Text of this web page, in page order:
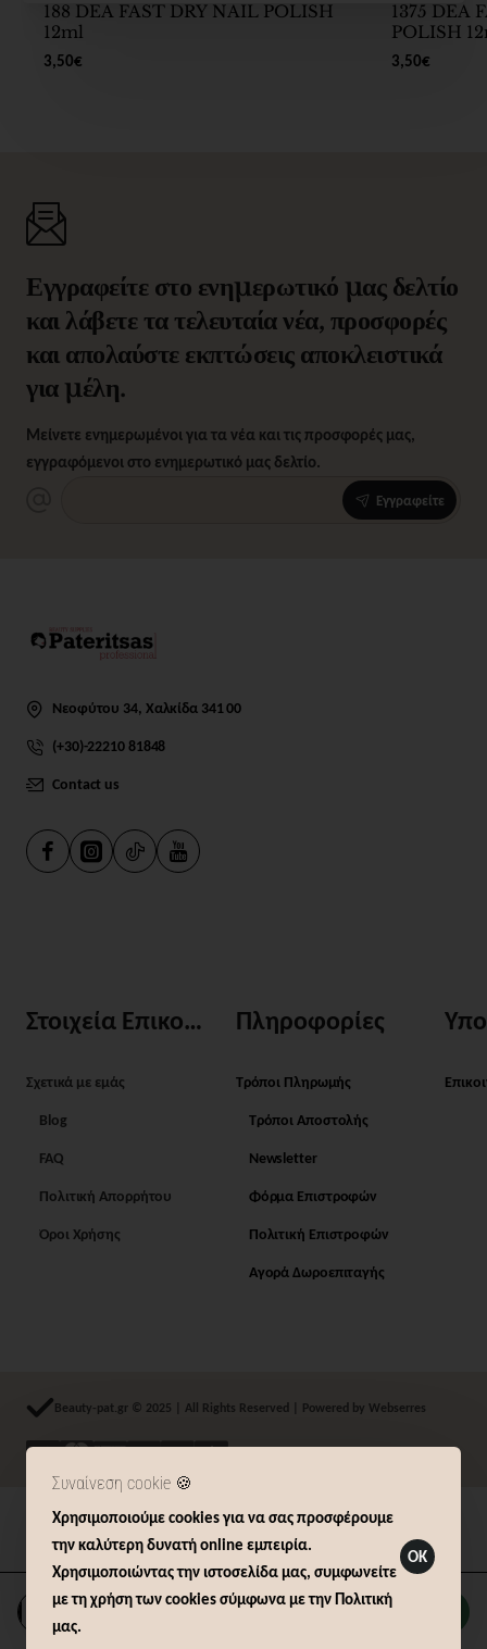
Συναίνεση cookie 🍪
Χρησιμοποιούμε cookies για να σας προσφέρουμε
την καλύτερη δυνατή online εμπειρία.
Χρησιμοποιώντας την ιστοσελίδα μας, συμφωνείτε
με τη χρήση των cookies σύμφωνα με την Πολιτική
μας.
OK
Καλάθι
188 DEA FAST DRY NAIL POLISH
12ml
3,50€
1375 DEA
POLISH
3,50€
Εγγραφείτε στο ενημερωτικό μας δελτίο
και λάβετε τα τελευταία νέα, προσφορές
και απολαύστε εκπτώσεις αποκλειστικά
για μέλη.
Μείνετε ενημερωμένοι για τα νέα και τις προσφορές μας,
εγγραφόμενοι στο ενημερωτικό μας δελτίο.
Εγγραφείτε
Νεοφύτου 34, Χαλκίδα 341 00
(+30)-22210 81848
Contact us
Στοιχεία Επικοινωνίας
Σχετικά με εμάς
Blog
FAQ
Πολιτική Απορρήτου
Όροι Χρήσης
Πληροφορίες
Τρόποι Πληρωμής
Τρόποι Αποστολής
Newsletter
Φόρμα Επιστροφών
Πολιτική Επιστροφών
Αγορά Δωροεπιταγής
Beauty-pat.gr © 2025 | All Rights Reserved | Powered by Webserres
Δήλωση Υπαναχώρησης (14 ημερών)